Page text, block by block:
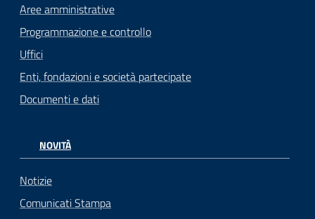
Aree amministrative
Programmazione e controllo
Uffici
Enti, fondazioni e società partecipate
Documenti e dati
NOVITÀ
Notizie
Comunicati Stampa